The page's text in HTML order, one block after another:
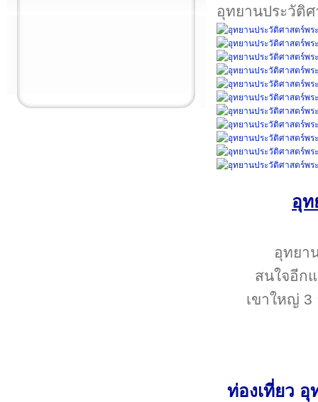
อุทยานประวัติ
อุท
อุทยา
สนใจอีก
เขาใหญ่ 3
ท่องเที่ยว